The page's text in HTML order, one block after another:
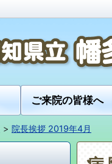
ご来院の皆様へ
院長挨拶 2019年4月